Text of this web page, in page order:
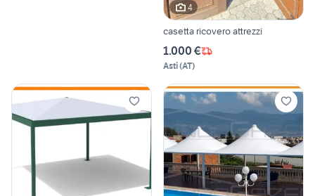
4
casetta ricovero attrezzi
1.000 €
Asti(AT)